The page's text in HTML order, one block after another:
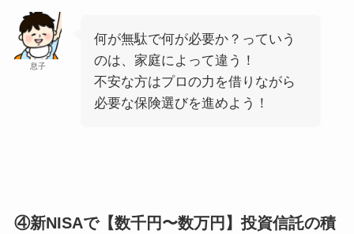
息子
何が無駄で何が必要か？っていう
のは、家庭によって違う！
不安な方はプロの力を借りながら
必要な保険選びを進めよう！
④新NISAで【数千円〜数万円】投資信託の積